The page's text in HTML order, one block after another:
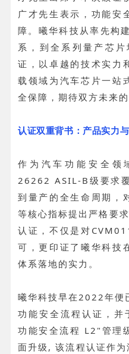
广才先生表示，功能安
障。曦华科技从率先构
系，到全系列量产芯
证，以卓越的技术实力
载领域为汽车芯片一站
全保障，期待双方未来的
认证双重背书：产品实力
作为汽车功能安全领
26262 ASIL-B级要求
到量产的全生命周期，
等核心指标提出严格要
认证，不仅是对
可，更印证了曦华科技
体系落地的实力。
曦华科技早在2022年
功能安全流程认证，
功能安全流程 L2"管理
面升级, 该流程认证作